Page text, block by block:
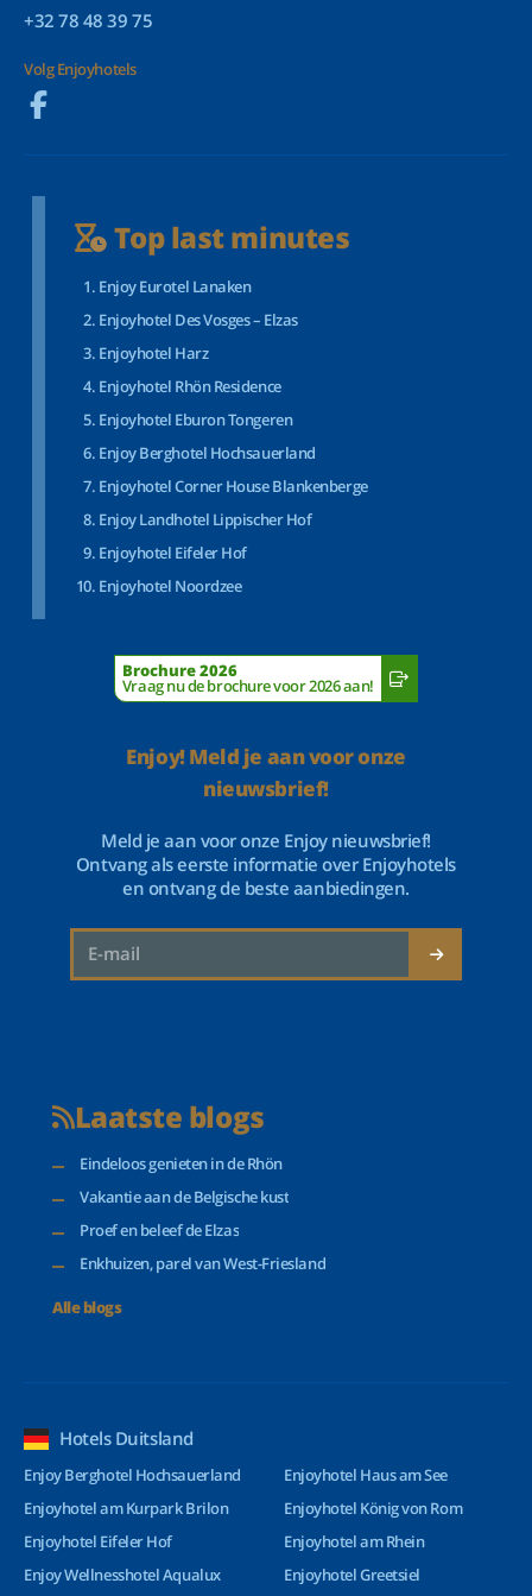
+32 78 48 39 75
Volg Enjoyhotels
Top last minutes
Enjoy Eurotel Lanaken
Enjoyhotel Des Vosges – Elzas
Enjoyhotel Harz
Enjoyhotel Rhön Residence
Enjoyhotel Eburon Tongeren
Enjoy Berghotel Hochsauerland
Enjoyhotel Corner House Blankenberge
Enjoy Landhotel Lippischer Hof
Enjoyhotel Eifeler Hof
Enjoyhotel Noordzee
Brochure 2026
Vraag nu de brochure voor 2026 aan!
Enjoy! Meld je aan voor onze
nieuwsbrief!
Meld je aan voor onze Enjoy nieuwsbrief!
Ontvang als eerste informatie over Enjoyhotels
en ontvang de beste aanbiedingen.
Laatste blogs
Eindeloos genieten in de Rhön
Vakantie aan de Belgische kust
Proef en beleef de Elzas
Enkhuizen, parel van West-Friesland
Alle blogs
Hotels Duitsland
Enjoy Berghotel Hochsauerland
Enjoyhotel am Kurpark Brilon
Enjoyhotel Eifeler Hof
Enjoy Wellnesshotel Aqualux
Enjoyhotel Haus am See
Enjoyhotel König von Rom
Enjoyhotel am Rhein
Enjoyhotel Greetsiel